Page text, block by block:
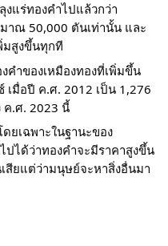
แร่ทองคำไปแล้วกว่า
าณ 50,000 ตันเท่านั้น และ
มสูงขึ้นทุกที
คำของเหมืองทองที่เพิ่มขึ้น
มื่อปี ค.ศ. 2012 เป็น 1,276
ค.ศ. 2023 นี้
ยเฉพาะในฐานะของ
ได้ว่าทองคำจะมีราคาสูงขึ้น
สียแต่ว่ามนุษย์จะหาสิ่งอื่นมา